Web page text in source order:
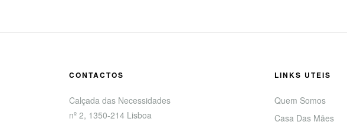
CONTACTOS
Calçada das Necessidades
nº 2, 1350-214 Lisboa
LINKS UTEIS
Quem Somos
Casa Das Mães